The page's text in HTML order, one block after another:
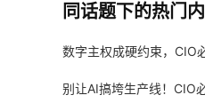
同话题下的热门
数字主权成硬约束，CIO
别让AI搞垮生产线！CIO